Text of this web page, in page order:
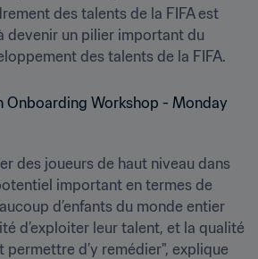
des talents de la FIFA est
devenir un pilier important du
des joueurs de haut niveau dans
important en termes de
d’enfants du monde entier
d’exploiter leur talent, et la qualité
d’y remédier", explique